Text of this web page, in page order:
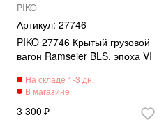
PIKO
27746
PIKO 27746 Крытый грузовой
вагон Ramseier BLS, эпоха VI
3 300